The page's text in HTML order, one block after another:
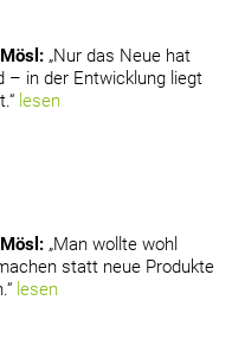
: „Nur das Neue hat
– in der Entwicklung liegt
lesen
: „Man wollte wohl
statt neue Produkte
lesen